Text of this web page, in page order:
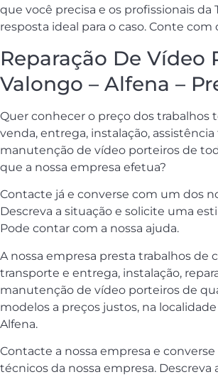
que você precisa e os profissionais da
resposta ideal para o caso. Conte com
Reparação De Vídeo
Valongo – Alfena –
Quer conhecer o preço dos trabalhos
venda, entrega, instalação,
manutenção de vídeo porteiros de
que a nossa empresa efetua?
Contacte já e converse com um dos
Descreva a situação e solicite uma
Pode contar com a nossa ajuda.
A nossa empresa presta trabalhos de
transporte e entrega, instalação,
manutenção de vídeo porteiros de
modelos a preços justos, na
Alfena.
Contacte a nossa empresa e
técnicos da nossa empresa. Descreva